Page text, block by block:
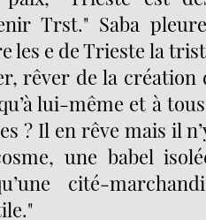
Trst." Saba
les e de Trieste la
rêver de la création
lui-même et à
? Il en rêve mais il
une babel
cité-